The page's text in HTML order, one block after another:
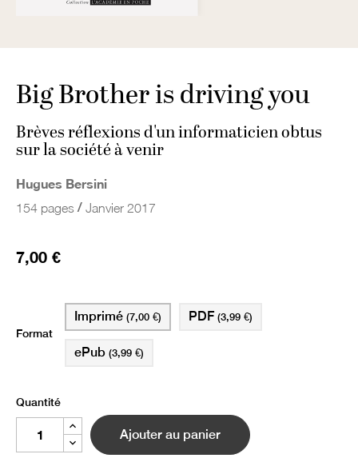
Big Brother is driving you
Brèves réflexions d'un informaticien obtus
sur la société à venir
Hugues Bersini
154 pages / Janvier 2017
7,00 €
Format
Imprimé (7,00 €)
ePub (3,99 €)
PDF (3,99 €)
Quantité
Ajouter au panier